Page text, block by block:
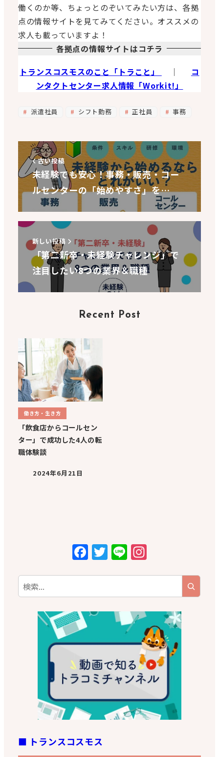
働くのか等、ちょっとのぞいてみたい方は、各拠
点の情報サイトを見てみてください。オススメの
求人も載っていますよ！
各拠点の情報サイトはコチラ
トランスコスモスのこと「トラこと」
｜ コ
ンタクトセンター求人情報「Workit!」
派遣社員 シフト勤務 正社員 事務
古い投稿
未経験でも安心！事務・販売・コー
ルセンターの「始めやすさ」を…
新しい投稿
「第二新卒・未経験チャレンジ」で
注目したい8つの業界＆職種
Recent Post
働き方・生き方
「飲食店からコールセン
ター」で成功した4人の転
職体験談
2024年6月21日
F
e
b
o
k
T
te
r
Li
g
r
a
m
■ トランスコスモス